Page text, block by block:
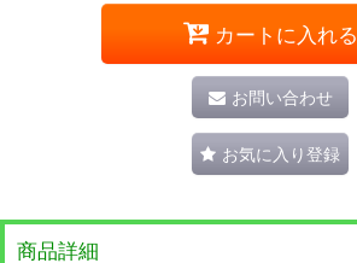
カートに入れる
お問い合わせ
お気に入り登録
商品詳細